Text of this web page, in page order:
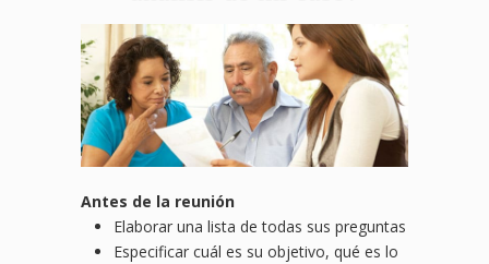
Antes de la reunión
Elaborar una lista de todas sus preguntas
Especificar cuál es su objetivo, qué es lo